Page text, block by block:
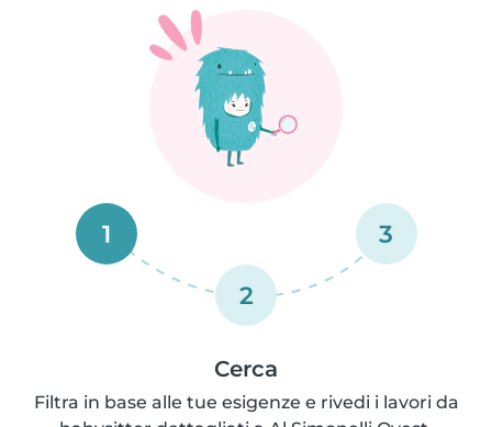
1
2
3
Cerca
Filtra in base alle tue esigenze e rivedi i lavori da